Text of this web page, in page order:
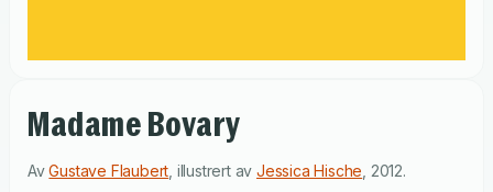
Madame Bovary
AvGustave Flaubert illustrert avJessica Hische 2012.